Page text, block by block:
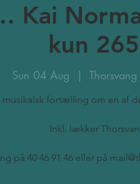
Kai
kun
Sun 04 Aug
  |
musikalsk fortælling om en af
Inkl. lækker
på 40 46 91 46 eller på